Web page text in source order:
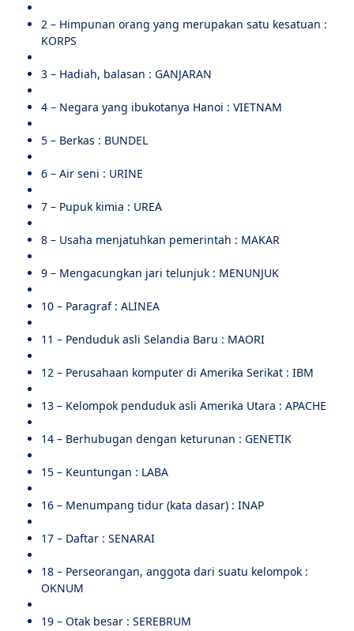
2 – Himpunan orang yang merupakan satu kesatuan :
KORPS
3 – Hadiah, balasan : GANJARAN
4 – Negara yang ibukotanya Hanoi : VIETNAM
5 – Berkas : BUNDEL
6 – Air seni : URINE
7 – Pupuk kimia : UREA
8 – Usaha menjatuhkan pemerintah : MAKAR
9 – Mengacungkan jari telunjuk : MENUNJUK
10 – Paragraf : ALINEA
11 – Penduduk asli Selandia Baru : MAORI
12 – Perusahaan komputer di Amerika Serikat : IBM
13 – Kelompok penduduk asli Amerika Utara : APACHE
14 – Berhubugan dengan keturunan : GENETIK
15 – Keuntungan : LABA
16 – Menumpang tidur (kata dasar) : INAP
17 – Daftar : SENARAI
18 – Perseorangan, anggota dari suatu kelompok :
OKNUM
19 – Otak besar : SEREBRUM